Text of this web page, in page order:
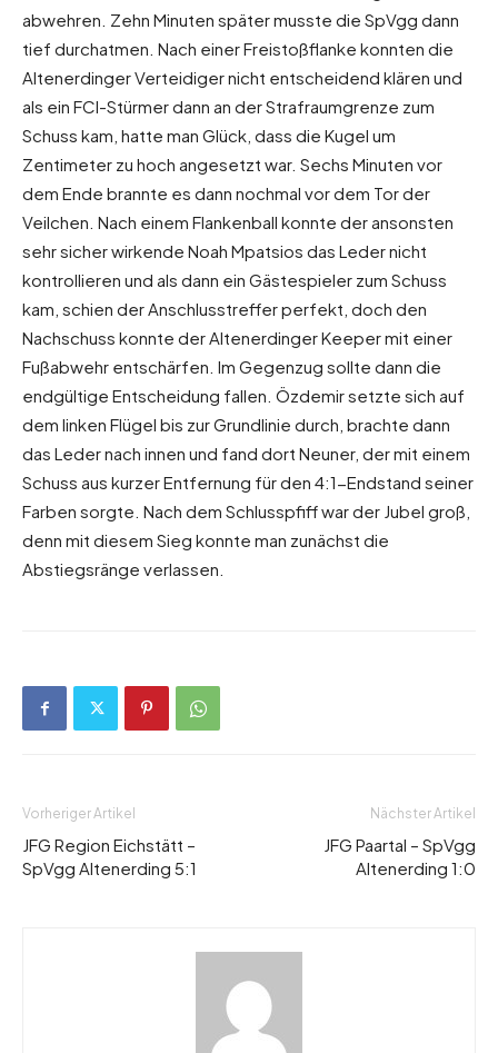
abwehren. Zehn Minuten später musste die SpVgg dann
tief durchatmen. Nach einer Freistoßflanke konnten die
Altenerdinger Verteidiger nicht entscheidend klären und
als ein FCI-Stürmer dann an der Strafraumgrenze zum
Schuss kam, hatte man Glück, dass die Kugel um
Zentimeter zu hoch angesetzt war. Sechs Minuten vor
dem Ende brannte es dann nochmal vor dem Tor der
Veilchen. Nach einem Flankenball konnte der ansonsten
sehr sicher wirkende Noah Mpatsios das Leder nicht
kontrollieren und als dann ein Gästespieler zum Schuss
kam, schien der Anschlusstreffer perfekt, doch den
Nachschuss konnte der Altenerdinger Keeper mit einer
Fußabwehr entschärfen. Im Gegenzug sollte dann die
endgültige Entscheidung fallen. Özdemir setzte sich auf
dem linken Flügel bis zur Grundlinie durch, brachte dann
das Leder nach innen und fand dort Neuner, der mit einem
Schuss aus kurzer Entfernung für den 4:1-Endstand seiner
Farben sorgte. Nach dem Schlusspfiff war der Jubel groß,
denn mit diesem Sieg konnte man zunächst die
Abstiegsränge verlassen.
Vorheriger Artikel
JFG Region Eichstätt –
SpVgg Altenerding 5:1
Nächster Artikel
JFG Paartal – SpVgg
Altenerding 1:0